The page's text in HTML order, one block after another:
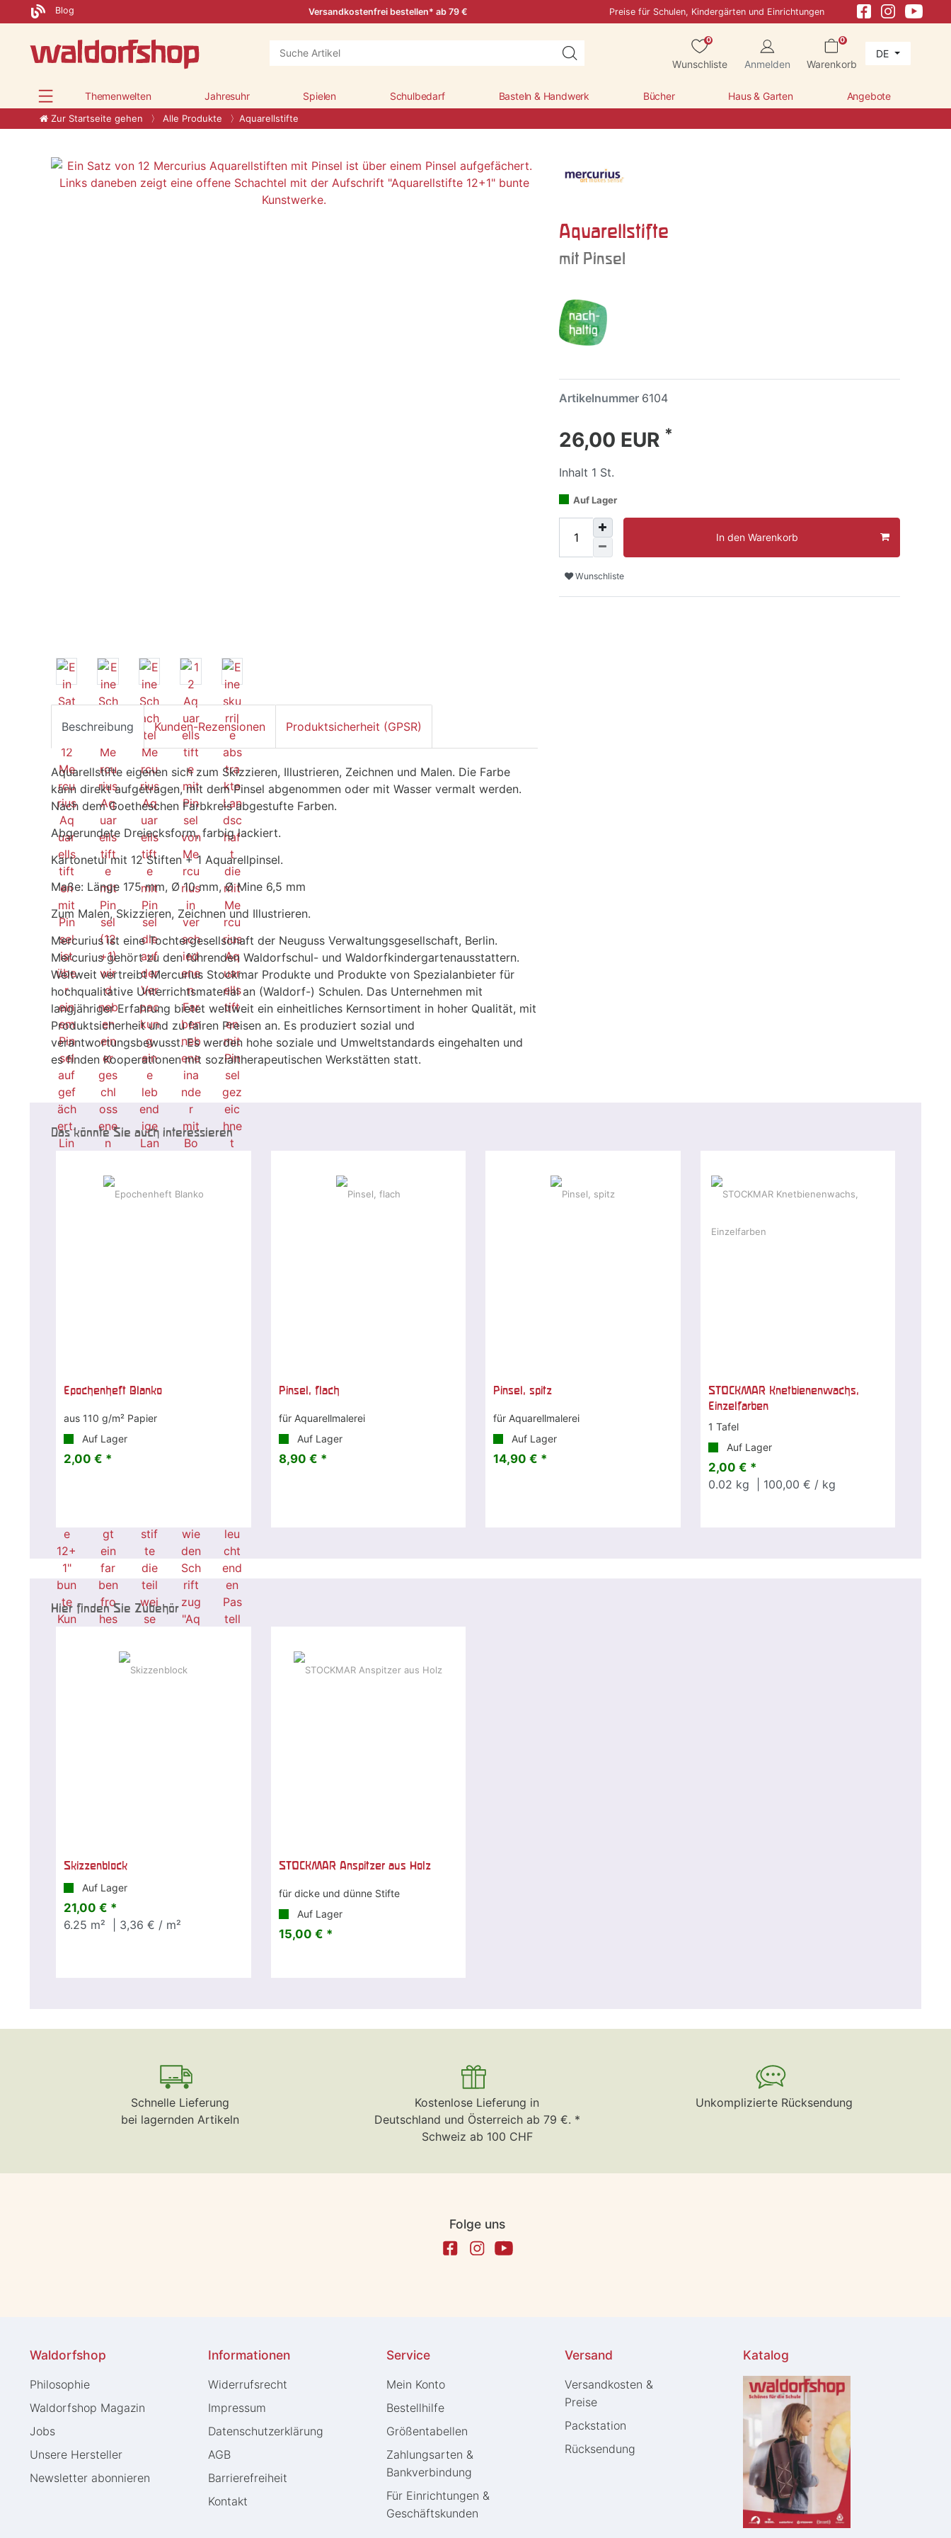
Blog Versandkostenfrei bestellen* ab 79 € Preise für Schulen, Kindergärten und Einrichtungen
0
Wunschliste Anmelden
0
Warenkorb
DE
Themenwelten Jahresuhr Spielen Schulbedarf Basteln & Handwerk Bücher Haus & Garten Angebote
Zur Startseite gehen Alle Produkte Aquarellstifte
Aquarellstifte
mit Pinsel
Artikelnummer 6104
26,00 EUR *
Inhalt 1 St.
Auf Lager
In den Warenkorb
Wunschliste
Beschreibung Kunden-Rezensionen Produktsicherheit (GPSR)
Aquarellstifte eigenen sich zum Skizzieren, Illustrieren, Zeichnen und Malen. Die Farbe
kann direkt aufgetragen, mit dem Pinsel abgenommen oder mit Wasser vermalt werden.
Nach dem Goetheschen Farbkreis abgestufte Farben.
Abgerundete Dreiecksform, farbig lackiert.
Kartonetui mit 12 Stiften + 1 Aquarellpinsel.
Maße: Länge 175 mm, Ø 10 mm, Ø Mine 6,5 mm
Zum Malen, Skizzieren, Zeichnen und Illustrieren.
Mercurius ist eine Tochtergesellschaft der Neuguss Verwaltungsgesellschaft, Berlin.
Mercurius gehört zu den führenden Waldorfschul- und Waldorfkindergartenausstattern.
Weltweit vertreibt Mercurius Stockmar Produkte und Produkte von Spezialanbieter für
hochqualitative Unterrichtsmaterial an (Waldorf-) Schulen. Das Unternehmen mit
langjähriger Erfahrung bietet weltweit ein einheitliches Kernsortiment in hoher Qualität, mit
Produktsicherheit und zu fairen Preisen an. Es produziert sozial und
verantwortungsbewusst. Es werden hohe soziale und Umweltstandards eingehalten und
es finden Kooperationen mit sozialtherapeutischen Werkstätten statt.
Das könnte Sie auch interessieren
Epochenheft Blanko
aus 110 g/m² Papier
Auf Lager
2,00 € *
Pinsel, flach
für Aquarellmalerei
Auf Lager
8,90 € *
Pinsel, spitz
für Aquarellmalerei
Auf Lager
14,90 € *
STOCKMAR Knetbienenwachs,
Einzelfarben
1 Tafel
Auf Lager
2,00 € *
0.02 kg | 100,00 € / kg
Hier finden Sie Zubehör
Skizzenblock
Auf Lager
21,00 € *
6.25 m² | 3,36 € / m²
STOCKMAR Anspitzer aus Holz
für dicke und dünne Stifte
Auf Lager
15,00 € *
Schnelle Lieferung
bei lagernden Artikeln
Kostenlose Lieferung in
Deutschland und Österreich ab 79 €. *
Schweiz ab 100 CHF
Unkomplizierte Rücksendung
Folge uns
Waldorfshop
Philosophie
Waldorfshop Magazin
Jobs
Unsere Hersteller
Newsletter abonnieren
Informationen
Widerrufs­recht
Impressum
Daten­schutz­erklärung
AGB
Barrierefreiheit
Kontakt
Service
Mein Konto
Bestellhilfe
Größentabellen
Zahlungsarten &
Bankverbindung
Für Einrichtungen &
Geschäftskunden
Versand
Versandkosten &
Preise
Packstation
Rücksendung
Katalog